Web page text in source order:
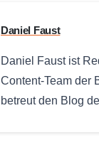
Daniel Faust
Daniel Faust ist
Content-Team der
betreut den Blog